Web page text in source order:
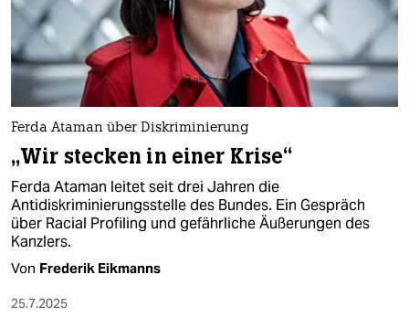
Ferda Ataman über Diskriminierung
„Wir stecken in einer Krise“
Ferda Ataman leitet seit drei Jahren die
Antidiskriminierungsstelle des Bundes. Ein Gespräch
über Racial Profiling und gefährliche Äußerungen des
Kanzlers.
Von Frederik Eikmanns
25.7.2025